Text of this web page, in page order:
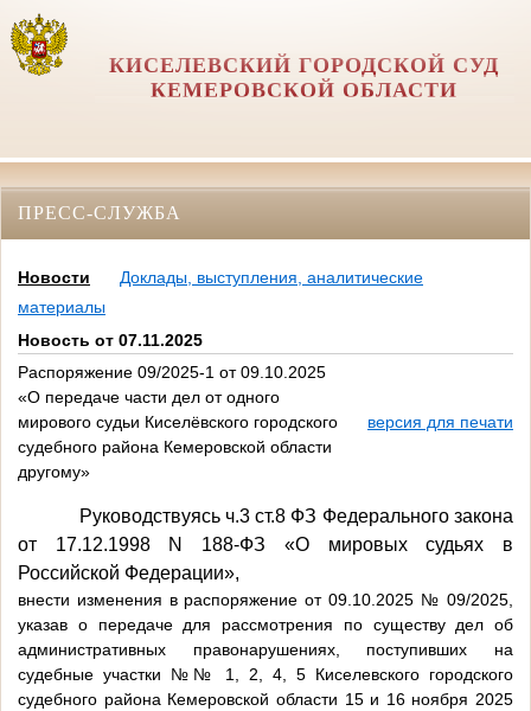
КИСЕЛЕВСКИЙ ГОРОДСКОЙ СУД
КЕМЕРОВСКОЙ ОБЛАСТИ
ПРЕСС-СЛУЖБА
Новости
Доклады, выступления, аналитические
материалы
Новость от 07.11.2025
Распоряжение 09/2025-1 от 09.10.2025
«О передаче части дел от одного
мирового судьи Киселёвского городского
судебного района Кемеровской области
другому»
версия для печати
Руководствуясь ч.3 ст.8 ФЗ Федерального закона
от 17.12.1998 N 188-ФЗ «О мировых судьях в
Российской Федерации»,
внести изменения в распоряжение от 09.10.2025 № 09/2025,
указав о передаче для рассмотрения по существу дел об
административных правонарушениях, поступивших на
судебные участки №№ 1, 2, 4, 5 Киселевского городского
судебного района Кемеровской области 15 и 16 ноября 2025